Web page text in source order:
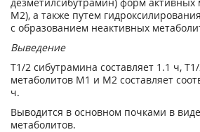
М2), а также путем
с образованием неактивных
Выведение
Т1/2 сибутрамина составляет 1.1 ч, Т
метаболитов М1 и М2 составляет
ч.
Выводится в основном почками в
метаболитов.